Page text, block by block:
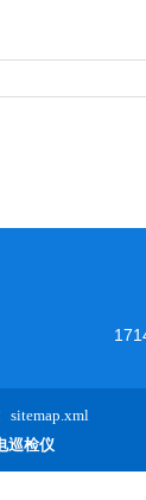
sitemap.xml
巡检仪